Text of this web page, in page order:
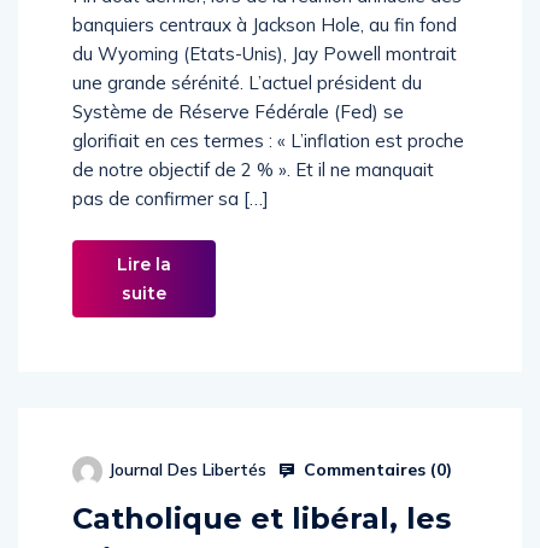
banquiers centraux à Jackson Hole, au fin fond
du Wyoming (Etats-Unis), Jay Powell montrait
une grande sérénité. L’actuel président du
Système de Réserve Fédérale (Fed) se
glorifiait en ces termes : « L’inflation est proche
de notre objectif de 2 % ». Et il ne manquait
pas de confirmer sa […]
Lire la
suite
Journal Des Libertés Commentaires (0)
Catholique et libéral, les